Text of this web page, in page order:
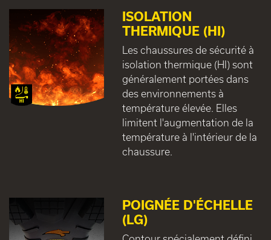
ISOLATION
THERMIQUE (HI)
Les chaussures de sécurité à
isolation thermique (HI) sont
généralement portées dans
des environnements à
température élevée. Elles
limitent l'augmentation de la
température à l'intérieur de la
chaussure.
POIGNÉE D'ÉCHELLE
(LG)